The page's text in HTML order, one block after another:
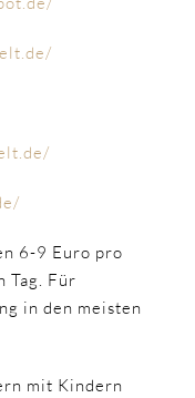
6-9 Euro pro
Tag. Für
in den meisten
mit Kindern